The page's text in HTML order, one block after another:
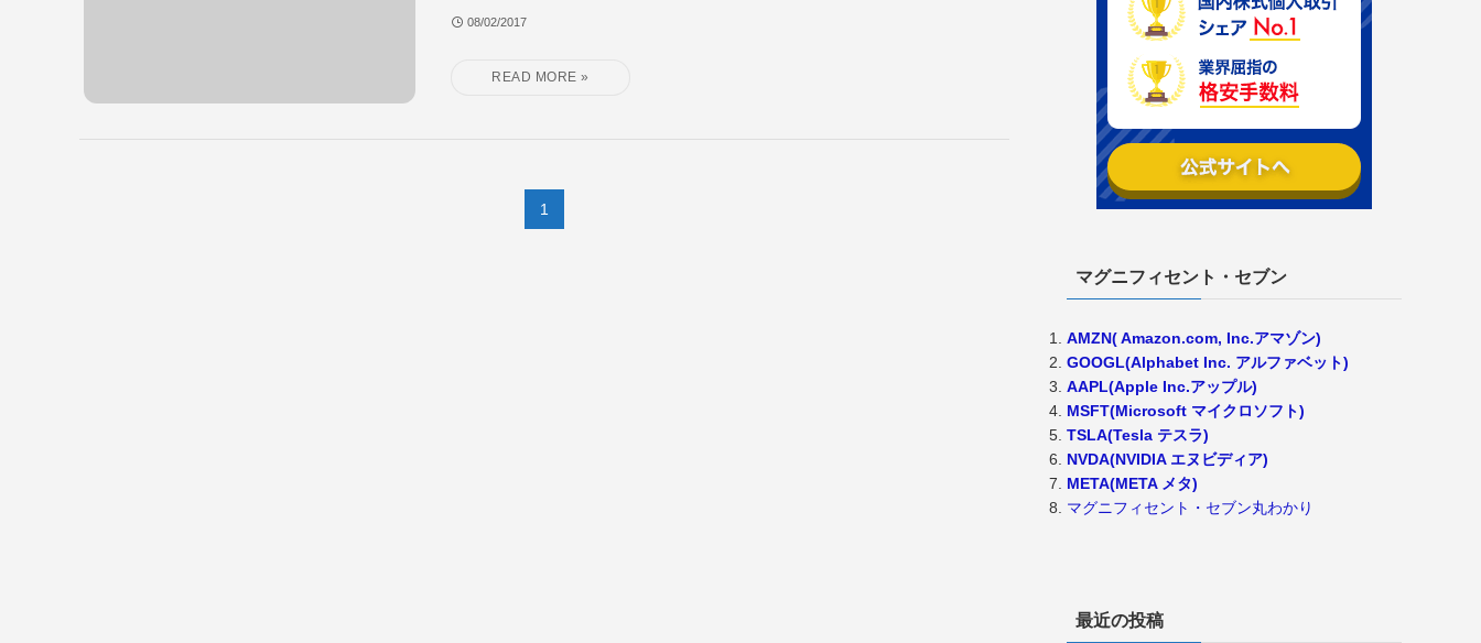
08/02/2017
1
マグニフィセント・セブン
AMZN( Amazon.com, Inc.アマゾン)
GOOGL(Alphabet Inc. アルファベット)
AAPL(Apple Inc.アップル)
MSFT(Microsoft マイクロソフト)
TSLA(Tesla テスラ)
NVDA(NVIDIA エヌビディア)
META(META メタ)
マグニフィセント・セブン丸わかり
最近の投稿